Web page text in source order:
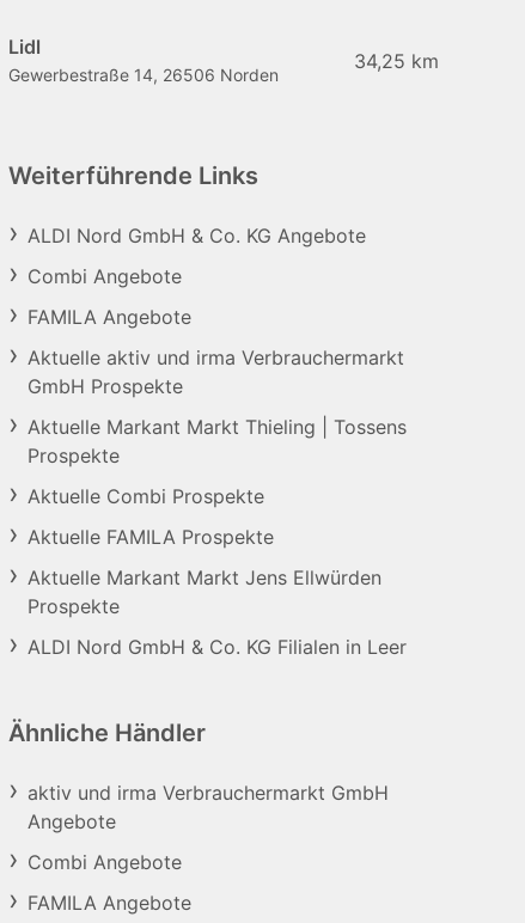
Lidl
Gewerbestraße 14, 26506 Norden
34,25 km
Weiterführende Links
ALDI Nord GmbH & Co. KG Angebote
Combi Angebote
FAMILA Angebote
Aktuelle aktiv und irma Verbrauchermarkt
GmbH Prospekte
Aktuelle Markant Markt Thieling | Tossens
Prospekte
Aktuelle Combi Prospekte
Aktuelle FAMILA Prospekte
Aktuelle Markant Markt Jens Ellwürden
Prospekte
ALDI Nord GmbH & Co. KG Filialen in Leer
Ähnliche Händler
aktiv und irma Verbrauchermarkt GmbH
Angebote
Combi Angebote
FAMILA Angebote